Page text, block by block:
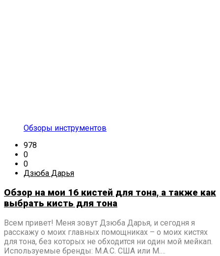
Обзоры инструментов
978
0
0
Дзюба Дарья
Обзор на мои 16 кистей для тона, а также как
выбрать кисть для тона
Всем привет! Меня зовут Дзюба Дарья, и сегодня я
расскажу о моих главных помощниках – о моих кистях
для тона, без которых не обходится ни один мой мейкап.
Используемые бренды: M.A.C. США или M.…